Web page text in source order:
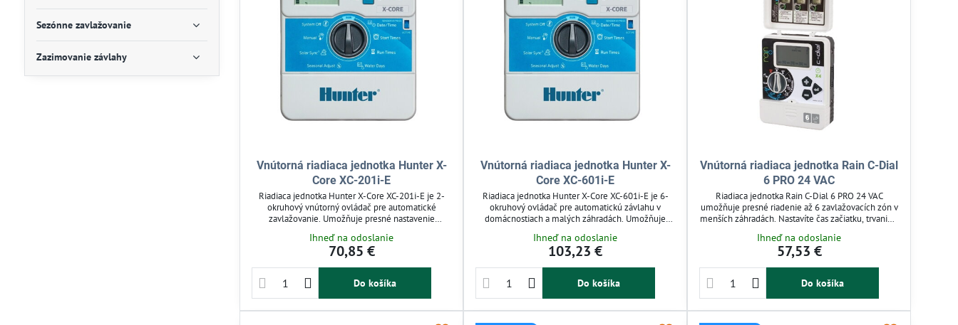
Vnútorná riadiaca jednotka Hunter X-
Core XC-201i-E
Riadiaca jednotka Hunter X-Core XC-201i-E je 2-
okruhový vnútorný ovládač pre automatické
zavlažovanie. Umožňuje presné nastavenie
denne. Vhodný pre domáce záhrady a menšie
závlahové systémy. Podporuje pripojenie
pri výpadku napájania.
Ihneď na odoslanie
70,85 €
Do košíka
Vnútorná riadiaca jednotka Hunter X-
Core XC-601i-E
Riadiaca jednotka Hunter X-Core XC-601i-E je 6-
okruhový ovládač pre automatickú závlahu v
domácnostiach a malých záhradách. Umožňuje
spusteniami denne a podporuje 24 V
elektromagnetické ventily. Vďaka kompatibilite so
zavlažovania klimatickým podmienkam.
Jednoduché programovanie a diagnostika zvyšujú...
Ihneď na odoslanie
103,23 €
Do košíka
Vnútorná riadiaca jednotka Rain C-Dial
6 PRO 24 VAC
Riadiaca jednotka Rain C-Dial 6 PRO 24 VAC
umožňuje presné riadenie až 6 zavlažovacích zón v
menších záhradách. Nastavíte čas začiatku, trvanie a
závlahu. Ovládač podporuje 24 V
elektromagnetické ventily a má podsvietený LCD
pre záhradkárov, ktorí chcú optimalizovať spotrebu
vody a zabezpečiť...
Ihneď na odoslanie
57,53 €
Do košíka
Sezónne zavlažovanie
Zazimovanie závlahy